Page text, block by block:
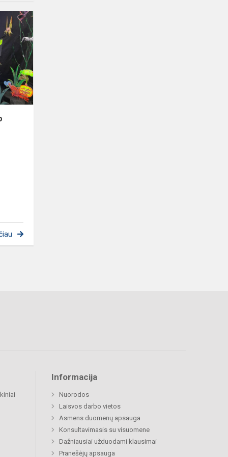
Mažieji
inžinieriai
startavo
LEGO
iššūkia...
Informacija
Nuorodos
Laisvos darbo vietos
Asmens duomenų apsauga
Konsultavimasis su visuomene
Dažniausiai užduodami klausimai
Pranešėjų apsauga